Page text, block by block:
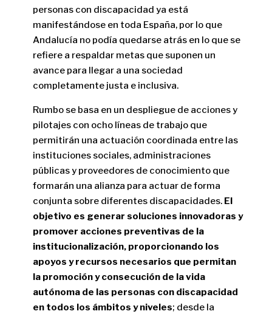
personas con discapacidad ya está
manifestándose en toda España, por lo que
Andalucía no podía quedarse atrás en lo que se
refiere a respaldar metas que suponen un
avance para llegar a una sociedad
completamente justa e inclusiva.
Rumbo se basa en un despliegue de acciones y
pilotajes con ocho líneas de trabajo que
permitirán una actuación coordinada entre las
instituciones sociales, administraciones
públicas y proveedores de conocimiento que
formarán una alianza para actuar de forma
conjunta sobre diferentes discapacidades. El
objetivo es generar soluciones innovadoras y
promover acciones preventivas de la
institucionalización, proporcionando los
apoyos y recursos necesarios que permitan
la promoción y consecución de la vida
autónoma de las personas con discapacidad
en todos los ámbitos y niveles; desde la